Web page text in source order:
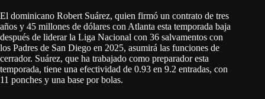
El dominicano Robert Suárez, quien firmó un contrato de tres
años y 45 millones de dólares con Atlanta esta temporada baja
después de liderar la Liga Nacional con 36 salvamentos con
los Padres de San Diego en 2025, asumirá las funciones de
cerrador. Suárez, que ha trabajado como preparador esta
temporada, tiene una efectividad de 0.93 en 9.2 entradas, con
11 ponches y una base por bolas.